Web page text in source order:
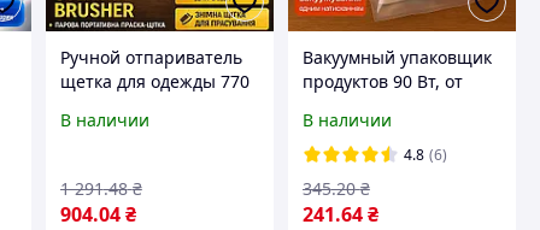
Ручной отпариватель
щетка для одежды 770
Паровой утюг /
Пароочиститель
В наличии
904.04 ₴
1 291.48 ₴
Вакуумный упаковщик
продуктов 90 Вт, от
Черный /
Автоматический
вакууматор для еды
В наличии
4.8 (6)
241.64₴
345.20 ₴